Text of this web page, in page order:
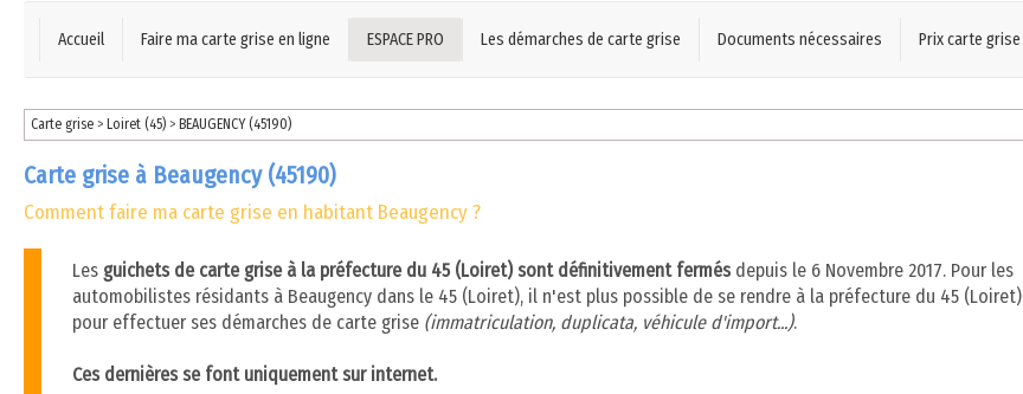
Accueil Faire ma carte grise en ligne ESPACE PRO Les démarches de carte grise Documents nécessaires Prix carte grise
Carte grise > Loiret (45)> BEAUGENCY (45190)
Carte grise à Beaugency (45190)
Comment faire ma carte grise en habitant Beaugency ?
Les guichets de carte grise à la préfecture du 45 (Loiret) sont définitivement fermés depuis le 6 Novembre 2017. Pour les
automobilistes résidants à Beaugency dans le 45 (Loiret), il n'est plus possible de se rendre à la préfecture du 45 (Loiret)
pour effectuer ses démarches de carte grise (immatriculation, duplicata, véhicule d'import...).
Ces dernières se font uniquement sur internet.